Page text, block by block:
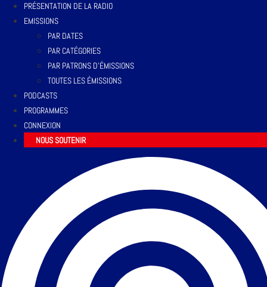
PRÉSENTATION DE LA RADIO
EMISSIONS
PAR DATES
PAR CATÉGORIES
PAR PATRONS D’ÉMISSIONS
TOUTES LES ÉMISSIONS
PODCASTS
PROGRAMMES
CONNEXION
NOUS SOUTENIR